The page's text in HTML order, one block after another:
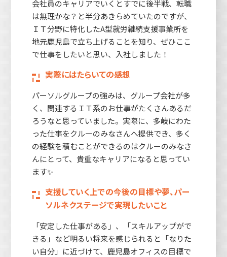
会社員のキャリアでいくとすでに後半戦、転職
は無理かな？と半分あきらめていたのですが、
ＩＴ分野に特化したA型就労継続支援事業所を
地元鹿児島で立ち上げることを知り、ぜひここ
で仕事をしたいと思い、入社しました！
実際にはたらいての感想
パーソルグループの強みは、グループ会社が多
く、関連するＩＴ系のお仕事がたくさんあるだ
ろうなと思っていました。実際に、多岐にわた
った仕事をクルーのみなさんへ提供でき、多く
の経験を積むことができるのはクルーのみなさ
んにとって、貴重なキャリアになると思ってい
ます✨
支援していく上での今後の目標や夢、パー
ソルネクステージで実現したいこと
「安定した仕事がある」、「スキルアップがで
きる」など明るい将来を感じられると「なりた
い自分」に近づけて、鹿児島オフィスの目標で